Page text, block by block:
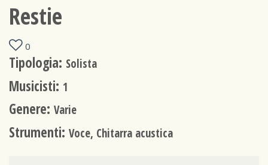
Restie
0
Tipologia: Solista
Musicisti: 1
Genere: Varie
Strumenti: Voce, Chitarra acustica